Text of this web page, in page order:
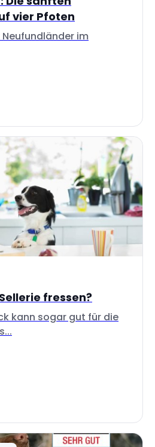
vier Pfoten
im
fressen?
kann sogar gut für die